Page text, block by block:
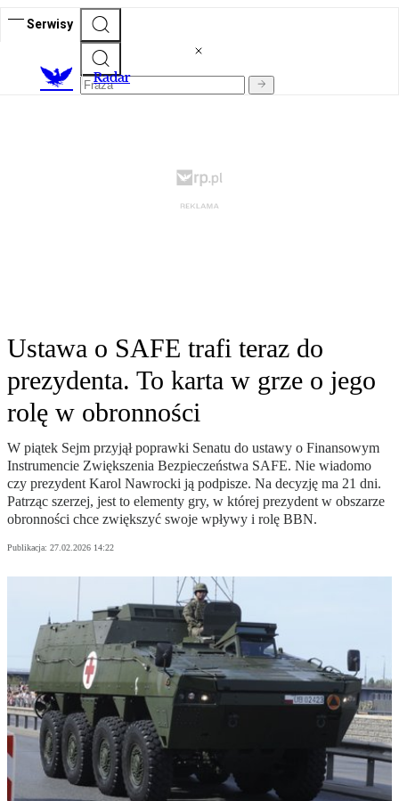
Serwisy
Radar
Ustawa o SAFE trafi teraz do
prezydenta. To karta w grze o jego
rolę w obronności
W piątek Sejm przyjął poprawki Senatu do ustawy o Finansowym
Instrumencie Zwiększenia Bezpieczeństwa SAFE. Nie wiadomo
czy prezydent Karol Nawrocki ją podpisze. Na decyzję ma 21 dni.
Patrząc szerzej, jest to elementy gry, w której prezydent w obszarze
obronności chce zwiększyć swoje wpływy i rolę BBN.
Publikacja: 27.02.2026 14:22